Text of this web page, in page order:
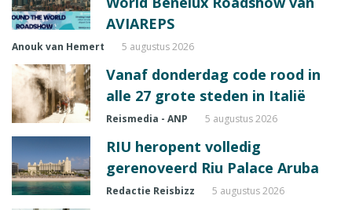
AVIAREPS
Anouk van Hemert 5 augustus 2026
Vanaf donderdag code rood in
alle 27 grote steden in Italië
Reismedia - ANP 5 augustus 2026
RIU heropent volledig
gerenoveerd Riu Palace Aruba
Redactie Reisbizz 5 augustus 2026